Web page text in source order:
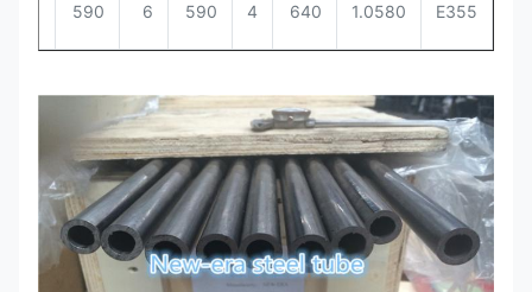
E355
1.0580
640
4
590
6
590